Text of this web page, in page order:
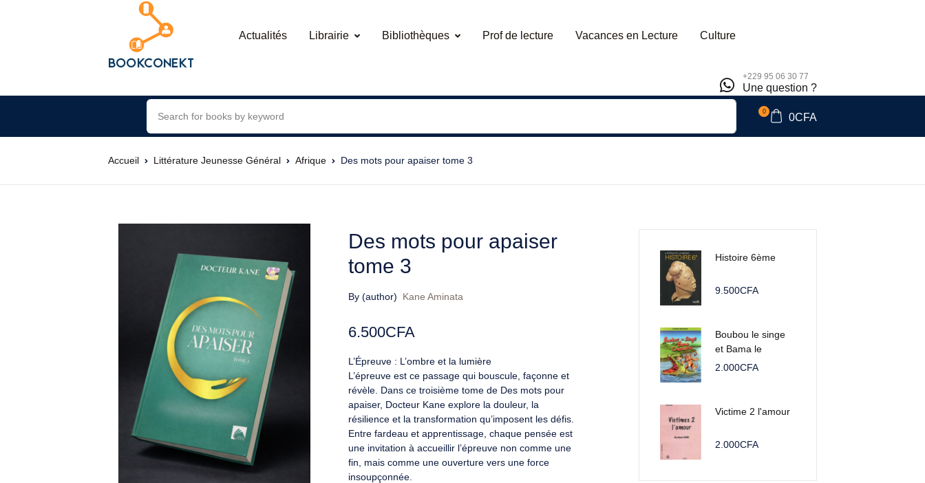
Actualités Librairie Bibliothèques Prof de lecture Vacances en Lecture Culture
+229 95 06 30 77
Une question ?
0
0CFA
Accueil Littérature Jeunesse Général Afrique Des mots pour apaiser tome 3
Des mots pour apaiser
tome 3
By (author) Kane Aminata
6.500CFA
L’Épreuve : L’ombre et la lumière
L’épreuve est ce passage qui bouscule, façonne et
révèle. Dans ce troisième tome de Des mots pour
apaiser, Docteur Kane explore la douleur, la
résilience et la transformation qu’imposent les défis.
Entre fardeau et apprentissage, chaque pensée est
une invitation à accueillir l’épreuve non comme une
fin, mais comme une ouverture vers une force
insoupçonnée.
Histoire 6ème
9.500CFA
Boubou le singe
et Bama le
crocodile
2.000CFA
Victime 2 l'amour
2.000CFA